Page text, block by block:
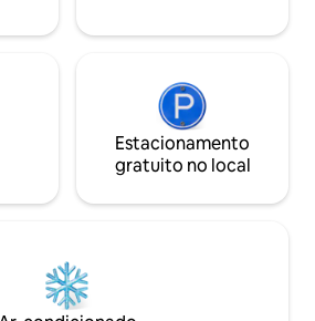
Estacionamento
gratuito no local